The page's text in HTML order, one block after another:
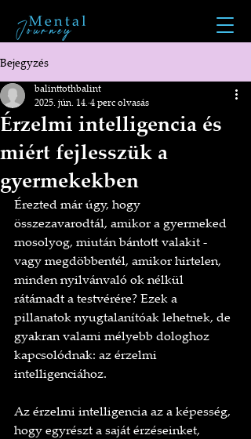
Bejegyzés
Érzelmi intelligencia és
miért fejlesszük a
gyermekekben
balinttothbalint
2025. jún. 14. 4 perc olvasás
Érezted már úgy, hogy
összezavarodtál, amikor a gyermeked
mosolyog, miután bántott valakit -
vagy megdöbbentél, amikor hirtelen,
minden nyilvánvaló ok nélkül
rátámadt a testvérére? Ezek a
pillanatok nyugtalanítóak lehetnek, de
gyakran valami mélyebb dologhoz
kapcsolódnak: az érzelmi
intelligenciához.
Az érzelmi intelligencia az a képesség,
hogy egyrészt a saját érzéseinket,